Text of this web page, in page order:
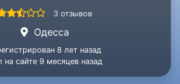
3 отзывов
Одесса
8 лет назад
на сайте 9 месяцев назад